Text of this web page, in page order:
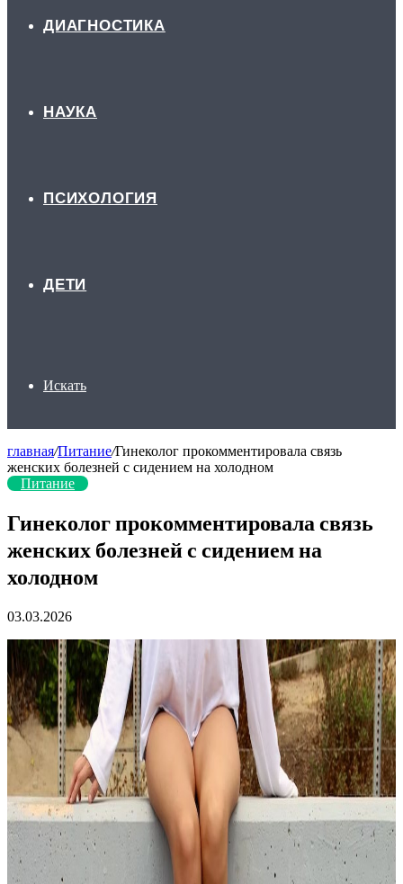
ДИАГНОСТИКА
НАУКА
ПСИХОЛОГИЯ
ДЕТИ
Искать
главная/Питание/Гинеколог прокомментировала связь
женских болезней с сидением на холодном
Питание
Гинеколог прокомментировала связь
женских болезней с сидением на
холодном
03.03.2026